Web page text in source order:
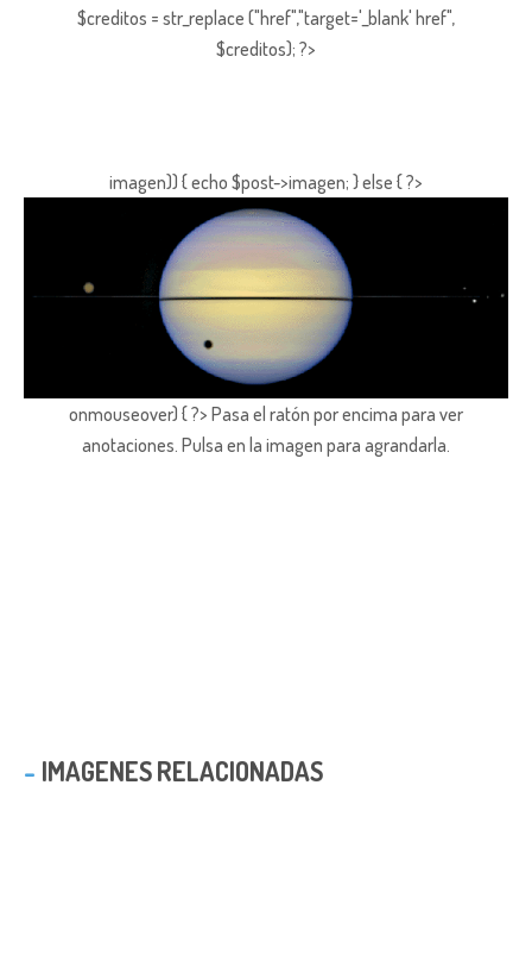
$creditos = str_replace ("href","target='_blank' href",
$creditos); ?>
imagen)) { echo $post->imagen; } else { ?>
onmouseover) { ?> Pasa el ratón por encima para ver
anotaciones. Pulsa en la imagen para agrandarla.
IMAGENES RELACIONADAS